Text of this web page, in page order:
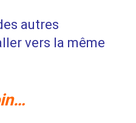
autres
vers la même